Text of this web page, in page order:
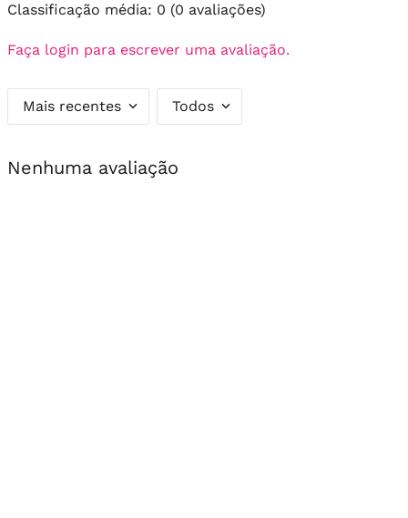
Classificação média: 0 (0 avaliações)
Faça login para escrever uma avaliação.
Mais recentes Todos
Nenhuma avaliação